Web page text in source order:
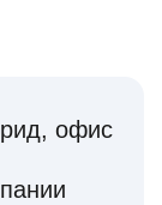
офис